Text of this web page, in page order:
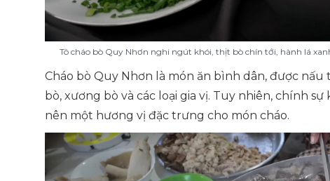
Tô cháo bò Quy Nhơn nghi ngút khói, thịt bò chín tới, hành lá
Cháo bò Quy Nhơn là món ăn bình dân, được
bò, xương bò và các loại gia vị. Tuy nhiên, chính
nên một hương vị đặc trưng cho món cháo.